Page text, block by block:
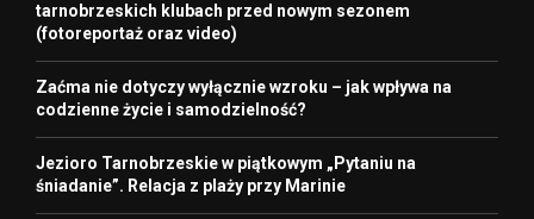
tarnobrzeskich klubach przed nowym sezonem
(fotoreportaż oraz video)
Zaćma nie dotyczy wyłącznie wzroku – jak wpływa na
codzienne życie i samodzielność?
Jezioro Tarnobrzeskie w piątkowym „Pytaniu na
śniadanie”. Relacja z plaży przy Marinie